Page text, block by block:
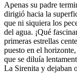
Apenas su padre
dirigió hacia la
que ni siquiera los
del agua. ¡Qué
primeras estrellas
puesto en el
que se diluía
La Sirenita y dejaban